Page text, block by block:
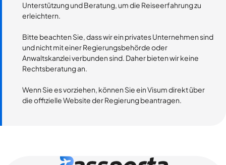
Unterstützung und Beratung, um die Reiseerfahrung zu
erleichtern.
Bitte beachten Sie, dass wir ein privates Unternehmen sind
und nicht mit einer Regierungsbehörde oder
Anwaltskanzlei verbunden sind. Daher bieten wir keine
Rechtsberatung an.
Wenn Sie es vorziehen, können Sie ein Visum direkt über
die offizielle Website der Regierung beantragen.